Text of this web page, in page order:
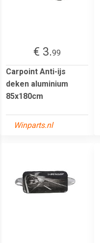
€ 3.99
Carpoint Anti-ijs
deken aluminium
85x180cm
Winparts.nl